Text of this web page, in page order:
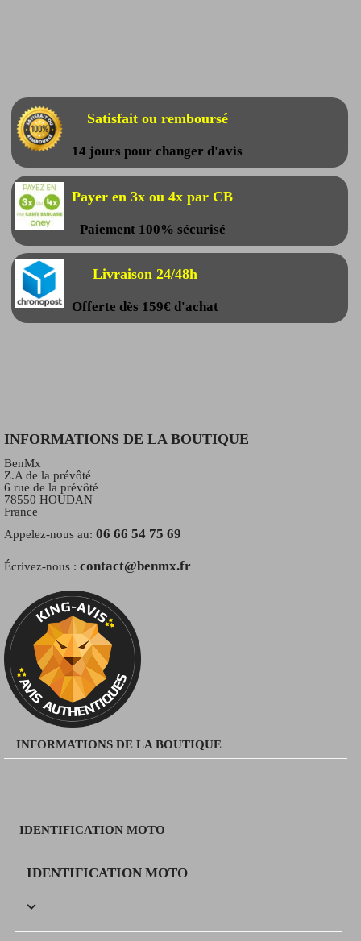
Satisfait ou remboursé
14 jours pour changer d'avis
Payer en 3x ou 4x par CB
Paiement 100% sécurisé
Livraison 24/48h
Offerte dès 159€ d'achat
INFORMATIONS DE LA BOUTIQUE
BenMx
Z.A de la prévôté
6 rue de la prévôté
78550 HOUDAN
France
Appelez-nous au: 06 66 54 75 69
Écrivez-nous : contact@benmx.fr
INFORMATIONS DE LA BOUTIQUE
IDENTIFICATION MOTO
IDENTIFICATION MOTO
